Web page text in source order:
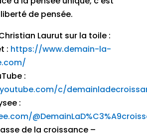
de pensée.
Laurut sur la toile :
: https://www.demain-la-
:
c/
:
de la croissance –